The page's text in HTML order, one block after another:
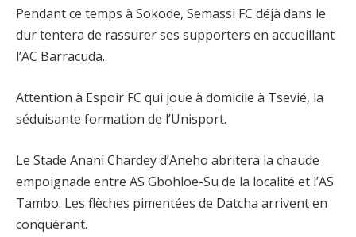
Pendant ce temps à Sokode, Semassi FC déjà dans le
dur tentera de rassurer ses supporters en accueillant
l’AC Barracuda.
Attention à Espoir FC qui joue à domicile à Tsevié, la
séduisante formation de l’Unisport.
Le Stade Anani Chardey d’Aneho abritera la chaude
empoignade entre AS Gbohloe-Su de la localité et l’AS
Tambo. Les flèches pimentées de Datcha arrivent en
conquérant.